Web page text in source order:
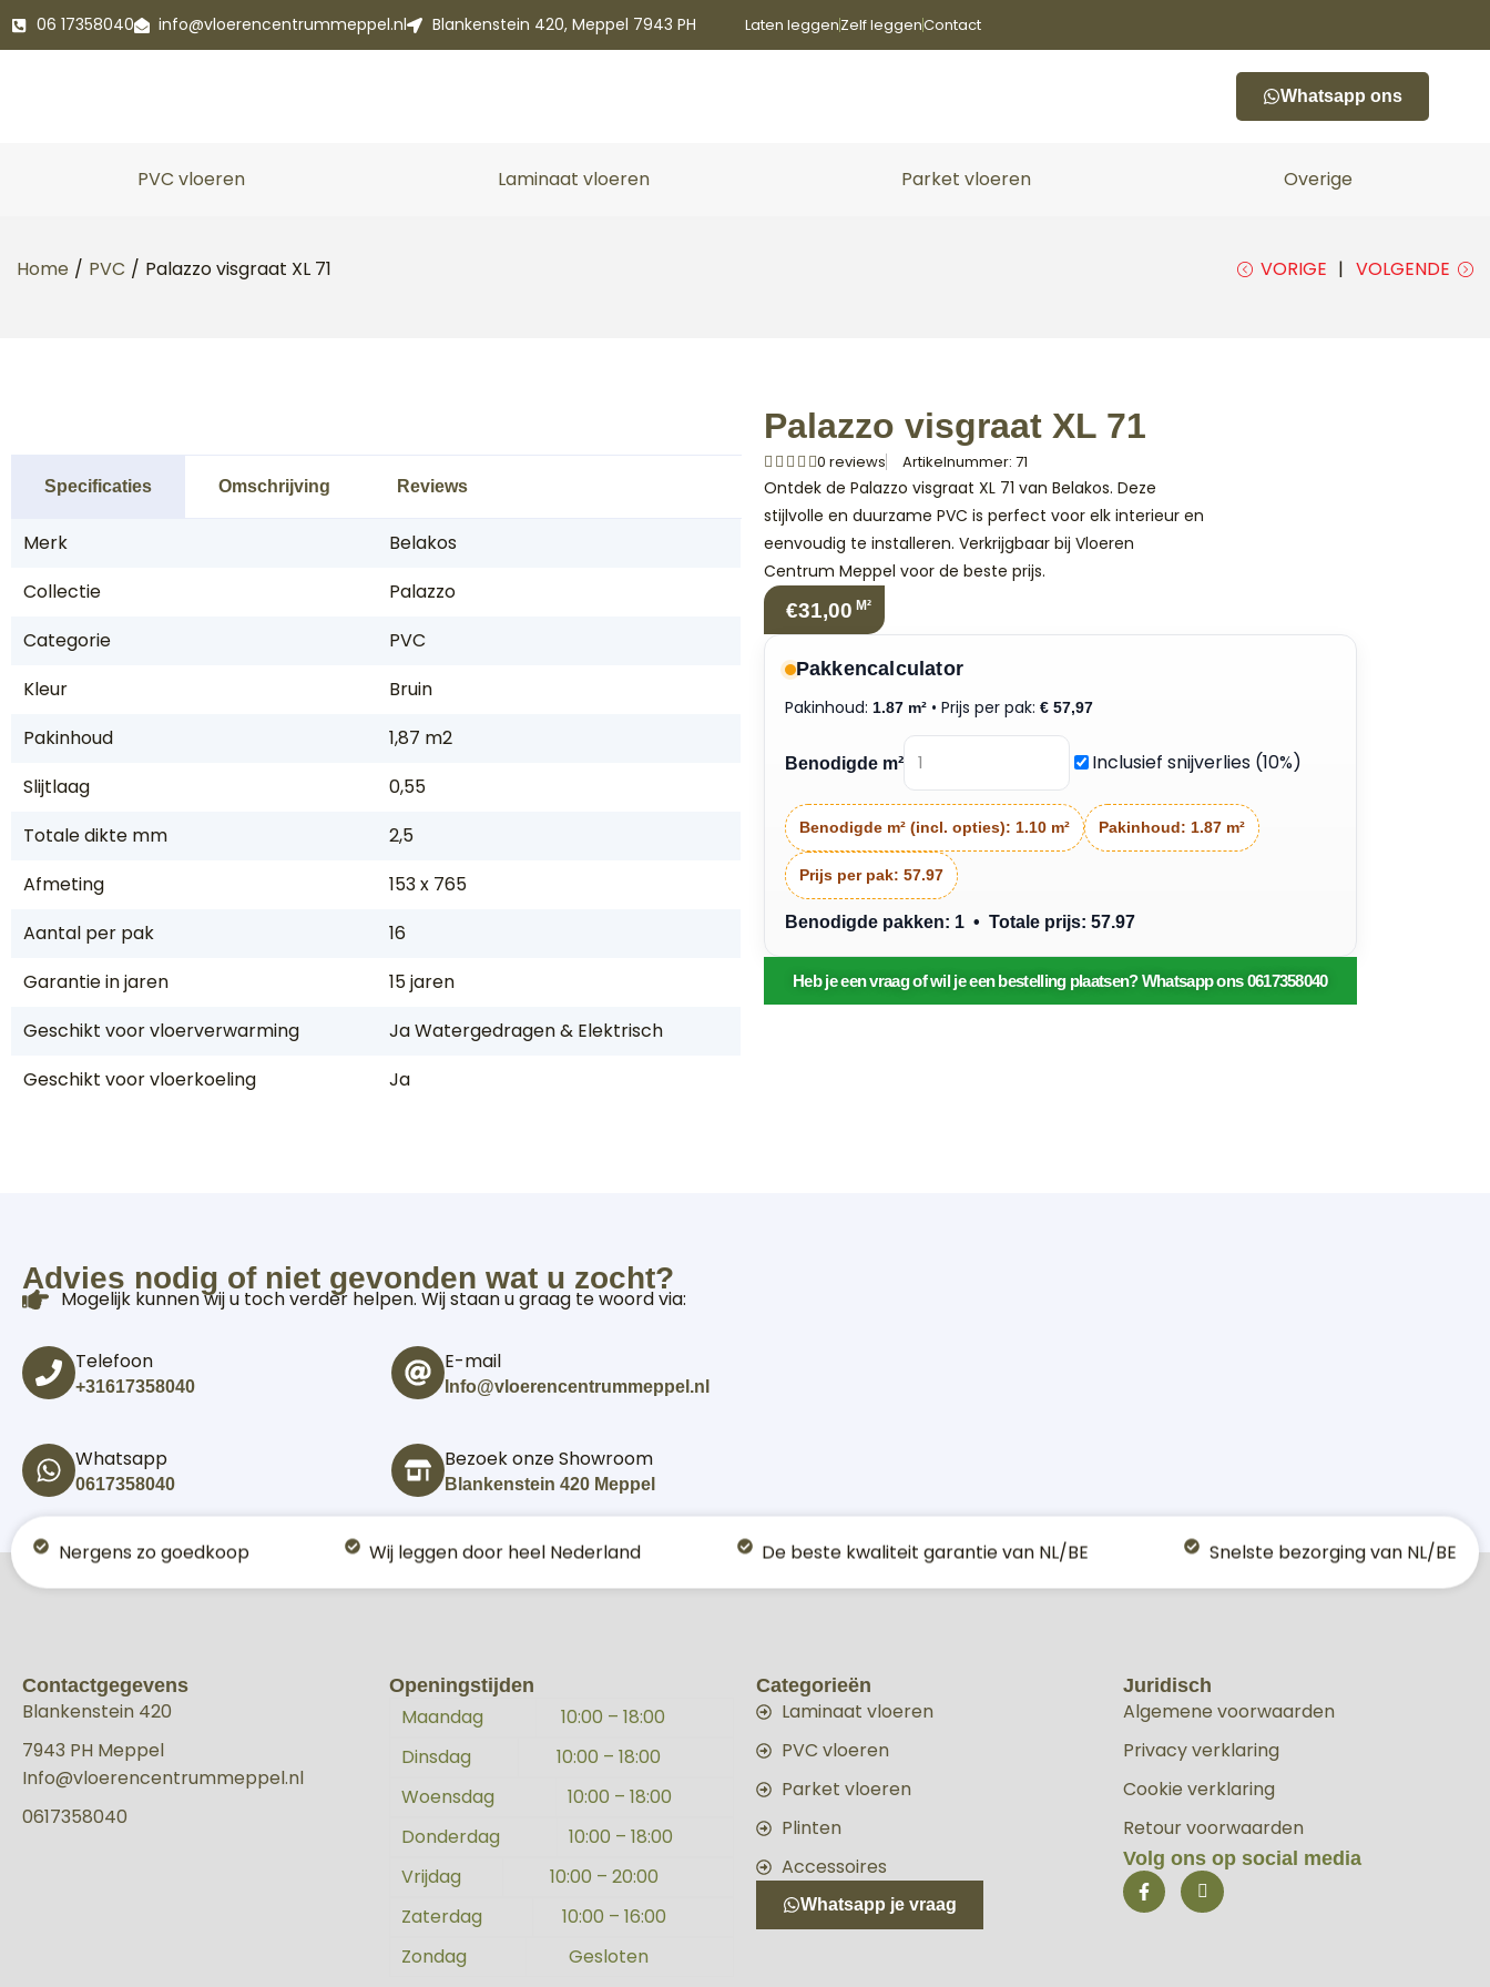
06 17358040 info@vloerencentrummeppel.nl Blankenstein 420, Meppel 7943 PH Laten leggenZelf leggenContact
Whatsapp ons
PVC vloeren Laminaat vloeren Parket vloeren Overige
Home / PVC / Palazzo visgraat XL 71 VORIGE VOLGENDE
Specificaties Omschrijving Reviews
Merk
Belakos
Collectie
Palazzo
Categorie
PVC
Kleur
Bruin
Pakinhoud
1,87 m2
Slijtlaag
0,55
Totale dikte mm
2,5
Afmeting
153 x 765
Aantal per pak
16
Garantie in jaren
15 jaren
Geschikt voor vloerverwarming
Ja Watergedragen & Elektrisch
Geschikt voor vloerkoeling
Ja
Palazzo visgraat XL 71
0 reviews Artikelnummer: 71
Ontdek de Palazzo visgraat XL 71 van Belakos. Deze
stijlvolle en duurzame PVC is perfect voor elk interieur en
eenvoudig te installeren. Verkrijgbaar bij Vloeren
Centrum Meppel voor de beste prijs.
€31,00 M²
Pakkencalculator
Pakinhoud: 1.87 m²• Prijs per pak: €57,97
Benodigde m² Inclusief snijverlies (10%)
Benodigde m² (incl. opties): 1.10 m² Pakinhoud: 1.87 m²
Prijs per pak: 57.97
Benodigde pakken: 1 • Totale prijs: 57.97
Heb je een vraag of wil je een bestelling plaatsen? Whatsapp ons 0617358040
Advies nodig of niet gevonden wat u zocht?
Mogelijk kunnen wij u toch verder helpen. Wij staan u graag te woord via:
Telefoon
+31617358040
E-mail
Info@vloerencentrummeppel.nl
Whatsapp
0617358040
Bezoek onze Showroom
Blankenstein 420 Meppel
Nergens zo goedkoop Wij leggen door heel Nederland De beste kwaliteit garantie van NL/BE Snelste bezorging van NL/BE
Contactgegevens
Blankenstein 420
7943 PH Meppel
Info@vloerencentrummeppel.nl
0617358040
Openingstijden
Maandag
10:00 – 18:00
Dinsdag
10:00 – 18:00
Woensdag
10:00 – 18:00
Donderdag
10:00 – 18:00
Vrijdag
10:00 – 20:00
Zaterdag
10:00 – 16:00
Zondag
Gesloten
Categorieën
Laminaat vloeren
PVC vloeren
Parket vloeren
Plinten
Accessoires
Whatsapp je vraag
Juridisch
Algemene voorwaarden
Privacy verklaring
Cookie verklaring
Retour voorwaarden
Volg ons op social media